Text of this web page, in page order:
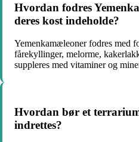
Hvordan fodres
deres kost indeholde?
Yemenkamæleoner fodres med
fårekyllinger, melorme,
suppleres med vitaminer og
Hvordan bør et
indrettes?